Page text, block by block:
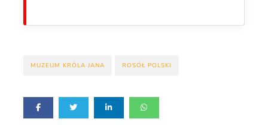
MUZEUM KRÓLA JANA ROSÓŁ POLSKI